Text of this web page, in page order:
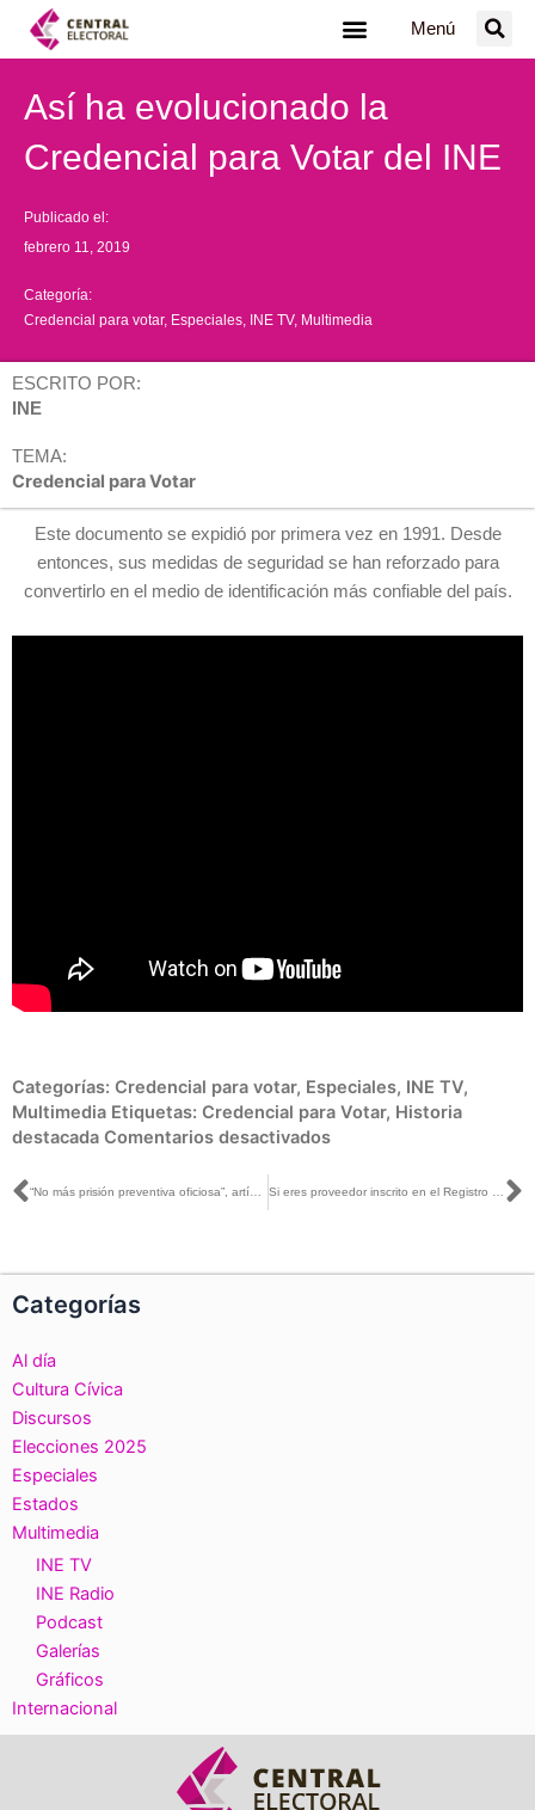
Menú
Así ha evolucionado la
Credencial para Votar del INE
Publicado el:
febrero 11, 2019
Categoría:
Credencial para votar, Especiales INE TV, Multimedia
ESCRITO POR:
INE
TEMA:
Credencial para Votar
Este documento se expidió por primera vez en 1991. Desde
entonces, sus medidas de seguridad se han reforzado para
convertirlo en el medio de identificación más confiable del país.
Categorías: Credencial para votar, Especiales, INE TV,
Multimedia Etiquetas: Credencial para Votar, Historia
destacada Comentarios desactivados
en
Así
ha
la
Ant
Categorías
Al día
Cultura Cívica
Discursos
Elecciones 2025
Especiales
Estados
Multimedia
INE TV
INE Radio
Podcast
Galerías
Gráficos
Internacional